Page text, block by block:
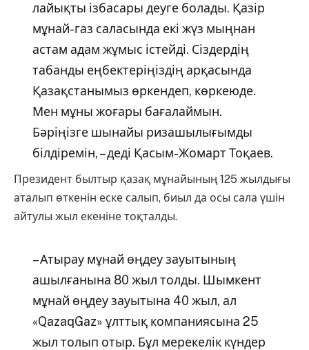
лайықты ізбасары деуге болады. Қазір
мұнай-газ саласында екі жүз мыңнан
астам адам жұмыс істейді. Сіздердің
табанды еңбектеріңіздің арқасында
Қазақстанымыз өркендеп, көркеюде.
Мен мұны жоғары бағалаймын.
Бәріңізге шынайы ризашылығымды
білдіремін, – деді Қасым-Жомарт Тоқаев.
Президент былтыр қазақ мұнайының 125 жылдығы
аталып өткенін еске салып, биыл да осы сала үшін
айтулы жыл екеніне тоқталды.
– Атырау мұнай өңдеу зауытының
ашылғанына 80 жыл толды. Шымкент
мұнай өңдеу зауытына 40 жыл, ал
«QazaqGaz» ұлттық компаниясына 25
жыл толып отыр. Бұл мерекелік күндер